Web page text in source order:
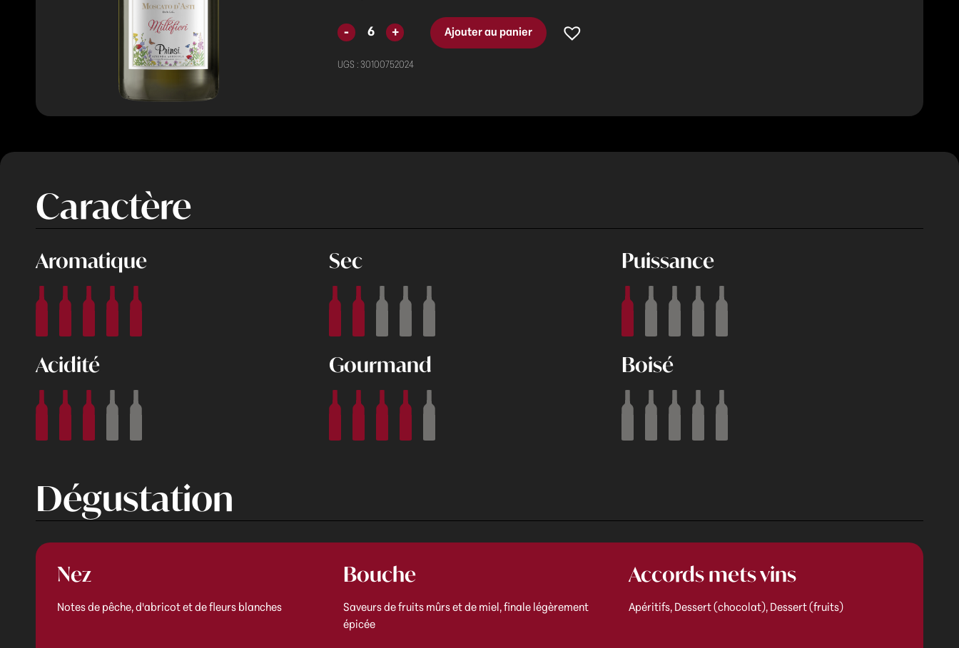
Ajouter au panier
UGS :30100752024
Caractère
Aromatique Sec Puissance
Acidité Gourmand Boisé
Dégustation
Nez
Notes de pêche, d'abricot et de fleurs blanches
Bouche
Saveurs de fruits mûrs et de miel, finale légèrement
épicée
Accords mets vins
Apéritifs, Dessert (chocolat), Dessert (fruits)